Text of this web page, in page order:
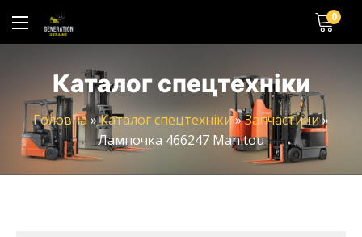
0
Каталог спецтехніки
Головна»Каталог спецтехніки»Запчастини»
Лампочка 466247 Manitou